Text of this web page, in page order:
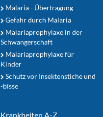
Malaria - Übertragung
Gefahr durch Malaria
Malariaprophylaxe in der
Schwangerschaft
Malariaprophylaxe für
Kinder
Schutz vor Insektenstiche und
-bisse
Krankheiten A-Z